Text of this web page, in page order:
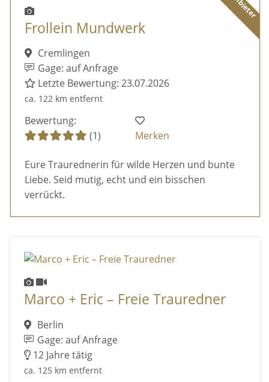
Frollein Mundwerk
Cremlingen
Gage: auf Anfrage
Letzte Bewertung: 23.07.2026
ca. 122 km entfernt
Bewertung:
(1)
Merken
Eure Traurednerin für wilde Herzen und bunte
Liebe. Seid mutig, echt und ein bisschen
verrückt.
Marco + Eric – Freie Trauredner
Berlin
Gage: auf Anfrage
12 Jahre tätig
ca. 125 km entfernt